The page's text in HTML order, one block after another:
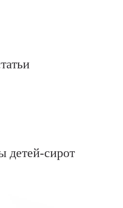
детей-сирот